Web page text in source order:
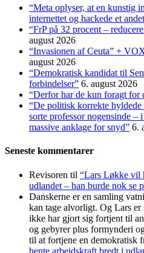
“Meta oplyser, at en kunstig
internettet og hackede et
“FrP på 32 procent –
august 2026
“Invasionen af Ceuta” +
august 2026
“Demokratisk kandidat til
forbindelser” 6. august 2026
“Derfor har de kun foragt for
“De politisk korrekte hyldede
sorte professor nogensinde –
massive anklage for snyd” 6.
Seneste kommentarer
Revisoren til “Lars Løkke vil
udlandet – han burde nok se
Danskerne er en samling
kan tage alvorligt. Og Lars er
ikke har gjort sig fortjent til
og gebyrer plus formynderi
til at fortjene en demokratisk
hente arbejdskraft bredt i